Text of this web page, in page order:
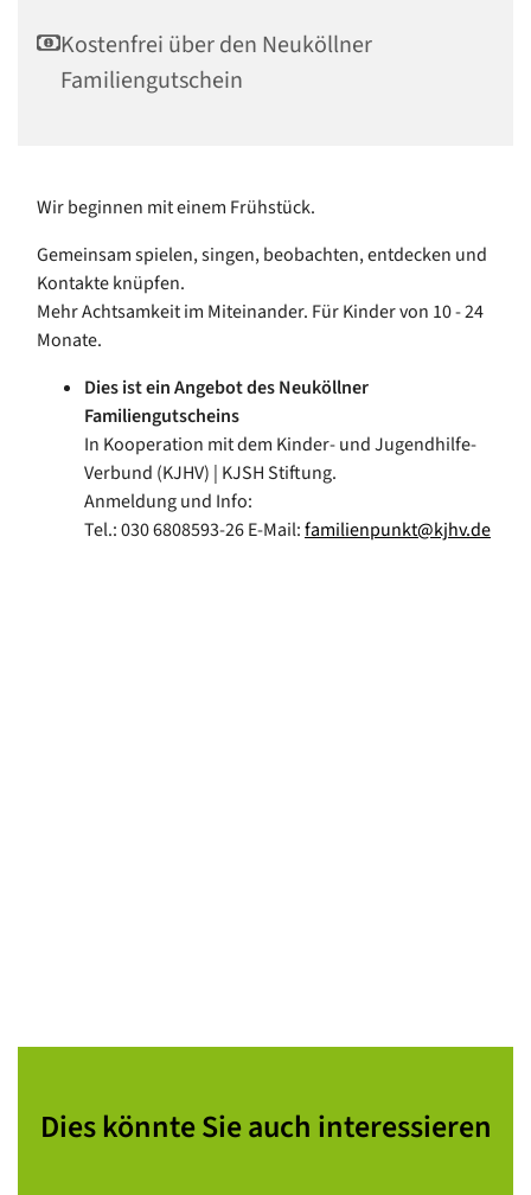
Kostenfrei über den Neuköllner
Familiengutschein
Wir beginnen mit einem Frühstück.
Gemeinsam spielen, singen, beobachten, entdecken und
Kontakte knüpfen.
Mehr Achtsamkeit im Miteinander. Für Kinder von 10 - 24
Monate.
Dies ist ein Angebot des Neuköllner
Familiengutscheins
In Kooperation mit dem Kinder- und Jugendhilfe-
Verbund (KJHV) | KJSH Stiftung.
Anmeldung und Info:
Tel.: 030 6808593-26 E-Mail:familienpunkt@kjhv.de
Dies könnte Sie auch interessieren